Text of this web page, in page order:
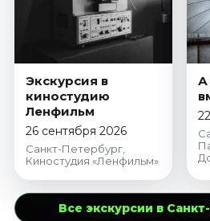
Экскурсия в
киностудию
Ленфильм
26 сентября 2026
Санкт-Петербург,
Киностудия «Ленфильм»
А
Все экскурсии в